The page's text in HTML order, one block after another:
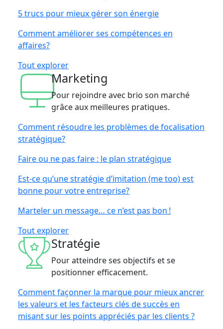
5 trucs pour mieux gérer son énergie
Comment améliorer ses compétences en
affaires?
Tout explorer
Marketing
Pour rejoindre avec brio son marché
grâce aux meilleures pratiques.
Comment résoudre les problèmes de focalisation
stratégique?
Faire ou ne pas faire : le plan stratégique
Est-ce qu’une stratégie d’imitation (me too) est
bonne pour votre entreprise?
Marteler un message… ce n’est pas bon !
Tout explorer
Stratégie
Pour atteindre ses objectifs et se
positionner efficacement.
Comment façonner la marque pour mieux ancrer
les valeurs et les facteurs clés de succès en
misant sur les points appréciés par les clients ?